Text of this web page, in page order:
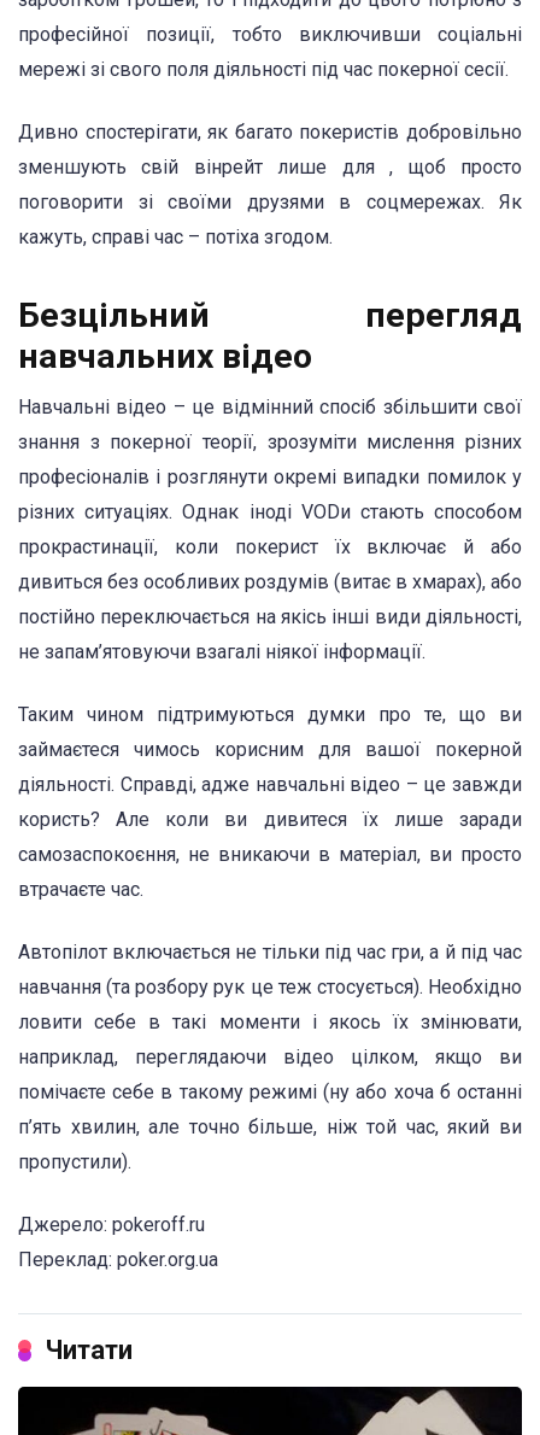
професійної позиції, тобто виключивши соціальні
мережі зі свого поля діяльності під час покерної сесії.
Дивно спостерігати, як багато покеристів добровільно
зменшують свій вінрейт лише для , щоб просто
поговорити зі своїми друзями в соцмережах. Як
кажуть, справі час – потіха згодом.
Безцільний перегляд
навчальних відео
Навчальні відео – це відмінний спосіб збільшити свої
знання з покерної теорії, зрозуміти мислення різних
професіоналів і розглянути окремі випадки помилок у
різних ситуаціях. Однак іноді VODи стають способом
прокрастинації, коли покерист їх включає й або
дивиться без особливих роздумів (витає в хмарах), або
постійно переключається на якісь інші види діяльності,
не запам’ятовуючи взагалі ніякої інформації.
Таким чином підтримуються думки про те, що ви
займаєтеся чимось корисним для вашої покерной
діяльності. Справді, адже навчальні відео – це завжди
користь? Але коли ви дивитеся їх лише заради
самозаспокоєння, не вникаючи в матеріал, ви просто
втрачаєте час.
Автопілот включається не тільки під час гри, а й під час
навчання (та розбору рук це теж стосується). Необхідно
ловити себе в такі моменти і якось їх змінювати,
наприклад, переглядаючи відео цілком, якщо ви
помічаєте себе в такому режимі (ну або хоча б останні
п’ять хвилин, але точно більше, ніж той час, який ви
пропустили).
Джерело: pokeroff.ru
Переклад: poker.org.ua
Читати